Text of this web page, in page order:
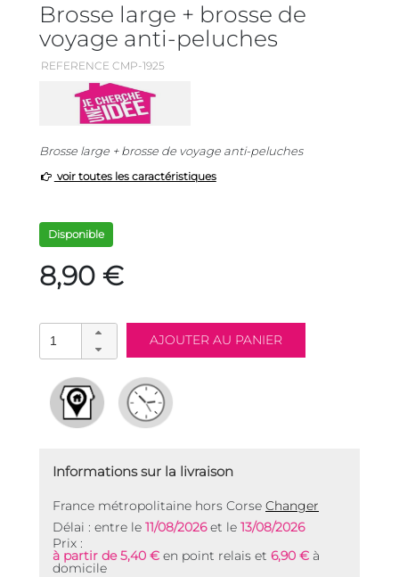
Brosse large + brosse de
voyage anti-peluches
REFERENCE CMP-1925
Brosse large + brosse de voyage anti-peluches
voir toutes les caractéristiques
Disponible
8,90 €
Informations sur la livraison
France métropolitaine hors Corse Changer
Délai : entre le 11/08/2026et le 13/08/2026
Prix :
à partir de 5,40 € en point relais et 6,90 € à
domicile